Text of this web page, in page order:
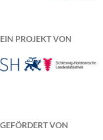
EIN PROJEKT VON
GEFÖRDERT VON